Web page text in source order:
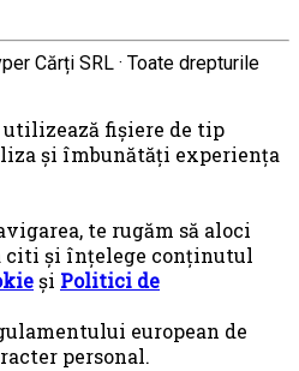
Cărți SRL · Toate drepturile
fişiere de tip
și îmbunătăți experiența
te rugăm să aloci
citi și înțelege conținutul
și Politici de
european de
personal.